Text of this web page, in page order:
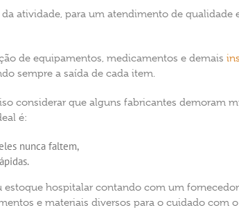
atividade, para um atendimento de qualidade
de equipamentos, medicamentos e demais
sempre a saída de cada item.
considerar que alguns fabricantes demoram
é:
nunca faltem,
hospitalar contando com um
e materiais diversos para o cuidado com